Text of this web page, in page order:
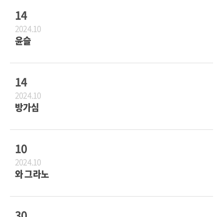
14
2024.10
윤슬
14
2024.10
방가심
10
2024.10
와 그라노